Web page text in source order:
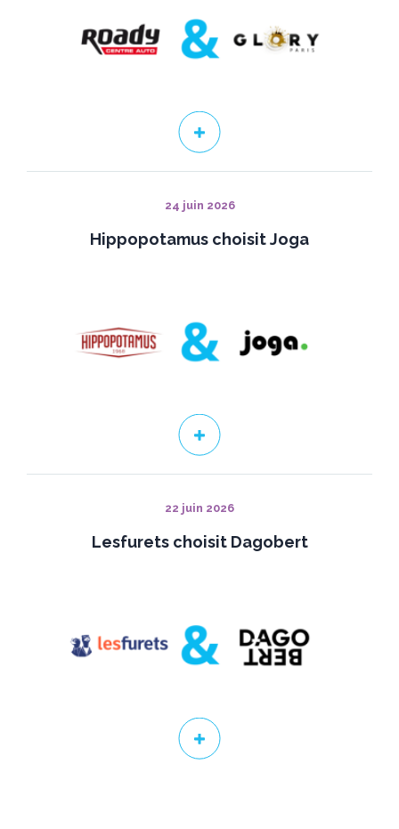
24 juin 2026
Hippopotamus choisit Joga
22 juin 2026
Lesfurets choisit Dagobert